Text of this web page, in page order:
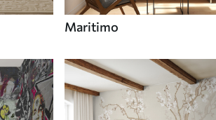
Maritimo